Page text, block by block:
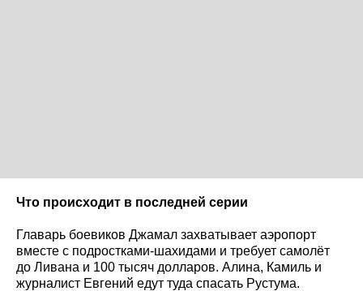
Что происходит в последней серии
Главарь боевиков Джамал захватывает аэропорт
вместе с подростками-шахидами и требует самолёт
до Ливана и 100 тысяч долларов. Алина, Камиль и
журналист Евгений едут туда спасать Рустума.